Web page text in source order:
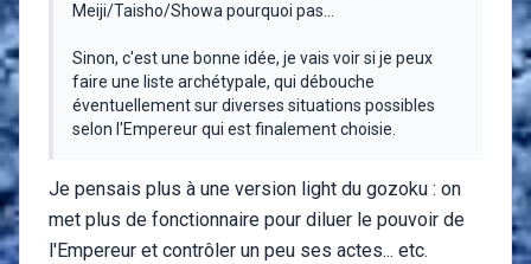
Meiji/Taisho/Showa pourquoi pas...
Sinon, c'est une bonne idée, je vais voir si je peux
faire une liste archétypale, qui débouche
éventuellement sur diverses situations possibles
selon l'Empereur qui est finalement choisie.
Je pensais plus à une version light du gozoku : on
met plus de fonctionnaire pour diluer le pouvoir de
l'Empereur et contrôler un peu ses actes... etc.